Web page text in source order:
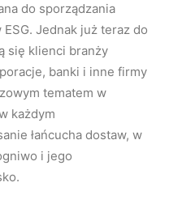
do sporządzania
Jednak już teraz do
się klienci branży
banki i inne firmy
tematem w
każdym
łańcucha dostaw, w
i jego